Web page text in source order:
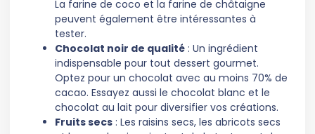
La farine de coco et la farine de châtaigne
peuvent également être intéressantes à
tester.
Chocolat noir de qualité : Un ingrédient
indispensable pour tout dessert gourmet.
Optez pour un chocolat avec au moins 70% de
cacao. Essayez aussi le chocolat blanc et le
chocolat au lait pour diversifier vos créations.
Fruits secs : Les raisins secs, les abricots secs